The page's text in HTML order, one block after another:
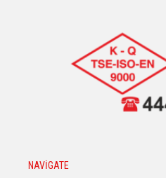
NAVIGATE